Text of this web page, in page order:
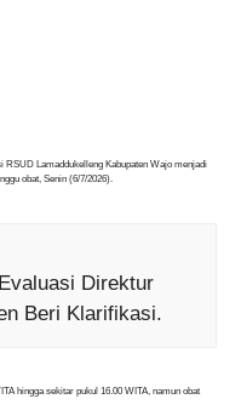
Lamaddukelleng Kabupaten Wajo menjadi
obat, Senin (6/7/2026).
Direktur
Beri Klarifikasi.
hingga sekitar pukul 16.00 WITA, namun obat